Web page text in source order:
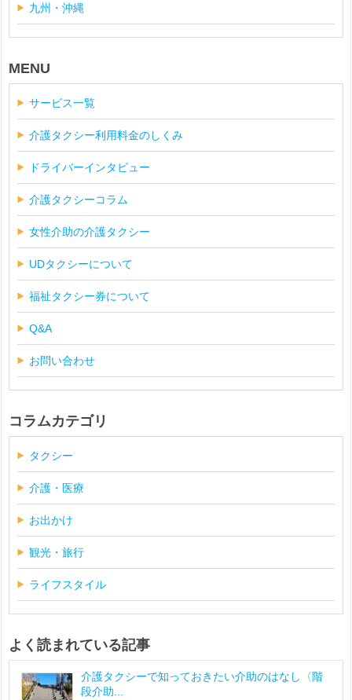
九州・沖縄
MENU
サービス一覧
介護タクシー利用料金のしくみ
ドライバーインタビュー
介護タクシーコラム
女性介助の介護タクシー
UDタクシーについて
福祉タクシー券について
Q&A
お問い合わせ
コラムカテゴリ
タクシー
介護・医療
お出かけ
観光・旅行
ライフスタイル
よく読まれている記事
介護タクシーで知っておきたい介助のはなし〈階
段介助...